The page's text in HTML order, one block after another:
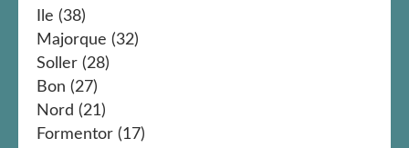
Ile (38)
Majorque (32)
Soller (28)
Bon (27)
Nord (21)
Formentor (17)